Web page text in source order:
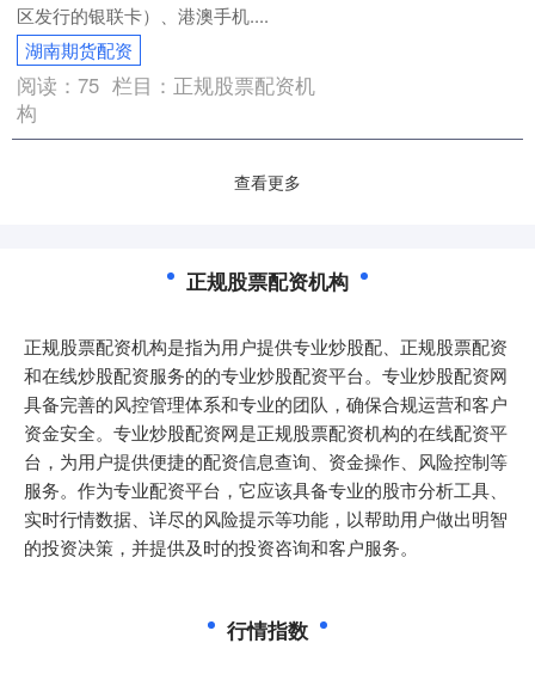
区发行的银联卡）、港澳手机....
湖南期货配资
阅读：75 栏目： 正规股票配资机
构
查看更多
正规股票配资机构
正规股票配资机构是指为用户提供专业炒股配、正规股票配资
和在线炒股配资服务的的专业炒股配资平台。专业炒股配资网
具备完善的风控管理体系和专业的团队，确保合规运营和客户
资金安全。专业炒股配资网是正规股票配资机构的在线配资平
台，为用户提供便捷的配资信息查询、资金操作、风险控制等
服务。作为专业配资平台，它应该具备专业的股市分析工具、
实时行情数据、详尽的风险提示等功能，以帮助用户做出明智
的投资决策，并提供及时的投资咨询和客户服务。
行情指数